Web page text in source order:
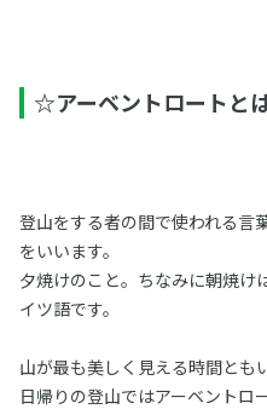
☆アーベントロートと
登山をする者の間で使われる言
をいいます。
夕焼けのこと。ちなみに朝焼け
イツ語です。
山が最も美しく見える時間とも
日帰りの登山ではアーベントロ